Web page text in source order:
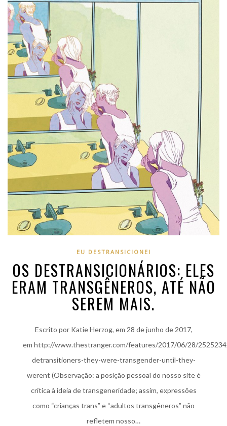
EU DESTRANSICIONEI
OS DESTRANSICIONÁRIOS: ELES
ERAM TRANSGÊNEROS, ATÉ NÃO
SEREM MAIS.
Escrito por Katie Herzog, em 28 de junho de 2017,
em http://www.thestranger.com/features/2017/06/28/
detransitioners-they-were-transgender-until-they-
werent (Observação: a posição pessoal do nosso site é
crítica à ideia de transgeneridade; assim, expressões
como “crianças trans” e “adultos transgêneros” não
refletem nosso…